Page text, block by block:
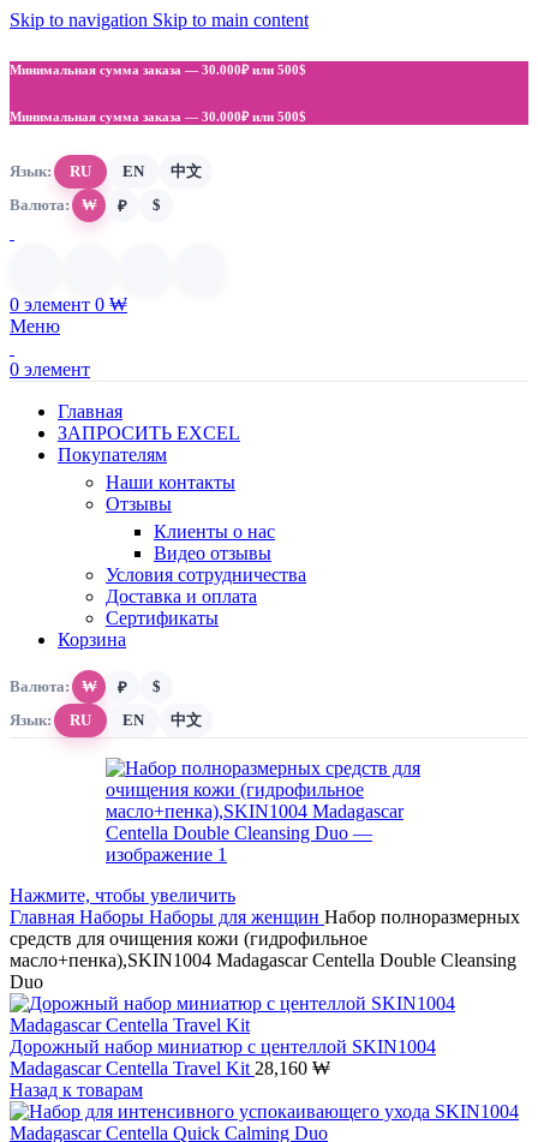
Skip to navigation Skip to main content
Минимальная сумма заказа — 30.000₽ или 500$
Минимальная сумма заказа — 30.000₽ или 500$
Язык: RU EN
中文
Валюта:
₩ ₽ $
0 элемент 0 ₩
Меню
0 элемент
Главная
ЗАПРОСИТЬ EXCEL
Покупателям
Наши контакты
Отзывы
Клиенты о нас
Видео отзывы
Условия сотрудничества
Доставка и оплата
Сертификаты
Корзина
Валюта: ₩ ₽
$
Язык:
RU EN 中文
Нажмите, чтобы увеличить
Главная Наборы Наборы для женщин Набор полноразмерных
средств для очищения кожи (гидрофильное
масло+пенка),SKIN1004 Madagascar Centella Double Cleansing
Duo
Дорожный набор миниатюр с центеллой SKIN1004
Madagascar Centella Travel Kit 28,160 ₩
Назад к товарам